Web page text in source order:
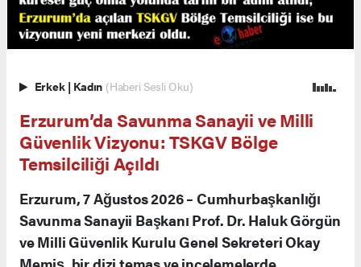
Erkek | Kadın (Haberi Sesli Oku)
Erzurum’da Savunma Sanayii ve Milli
Güvenlik Vizyonu: TSKGV Bölge
Temsilciliği Açıldı
Erzurum, 7 Ağustos 2026 – Cumhurbaşkanlığı
Savunma Sanayii Başkanı Prof. Dr. Haluk Görgün
ve Milli Güvenlik Kurulu Genel Sekreteri Okay